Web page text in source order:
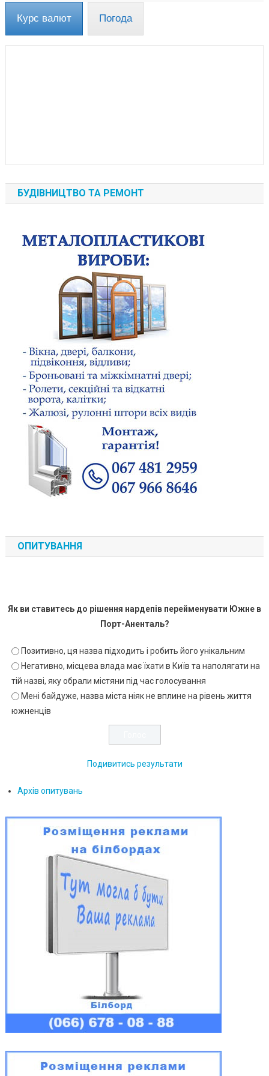
Курс валют Погода
БУДІВНИЦТВО ТА РЕМОНТ
ОПИТУВАННЯ
Як ви ставитесь до рішення нардепів перейменувати Южне в
Порт-Аненталь?
Позитивно, ця назва підходить і робить його унікальним
Негативно, місцева влада має їхати в Київ та наполягати на
тій назві, яку обрали містяни під час голосування
Мені байдуже, назва міста ніяк не вплине на рівень життя
южненців
Подивитись результати
Архів опитувань